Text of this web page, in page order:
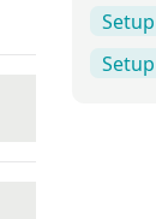
Setup